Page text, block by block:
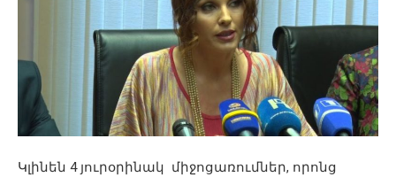
Կլինեն 4 յուրօրինակ միջոցառումներ, որոնց